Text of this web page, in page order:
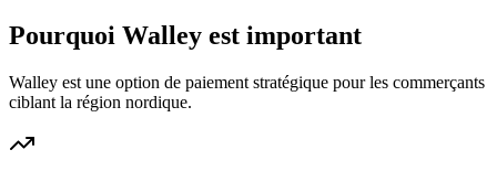
Pourquoi Walley est important
Walley est une option de paiement stratégique pour les commerçants
ciblant la région nordique.